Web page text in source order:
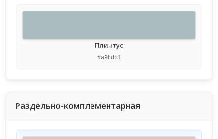
Плинтус
#a9bdc1
Раздельно-комплементарная